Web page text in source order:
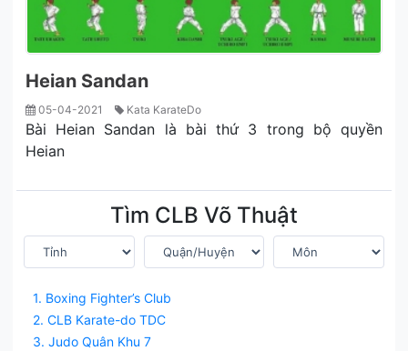
Heian Sandan
05-04-2021 Kata KarateDo
Bài Heian Sandan là bài thứ 3 trong bộ quyền
Heian
Tìm CLB Võ Thuật
1. Boxing Fighter’s Club
2. CLB Karate-do TDC
3. Judo Quân Khu 7